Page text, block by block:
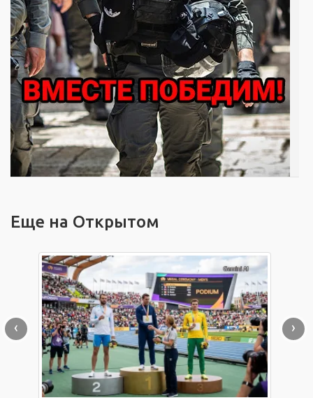
Еще на Открытом
‹ ›